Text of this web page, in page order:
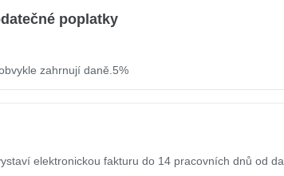
poplatky
zahrnují daně.5%
elektronickou fakturu do 14 pracovních dnů od